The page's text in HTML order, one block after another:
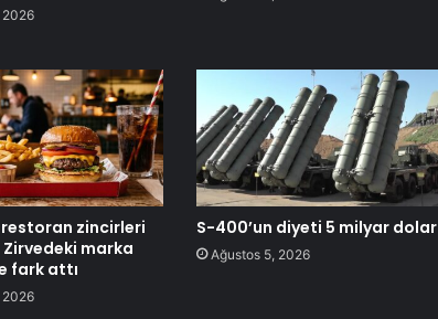
2026
restoran zincirleri
marka
fark attı
2026
S-400’un diyeti 5 milyar dolar
Ağustos 5, 2026